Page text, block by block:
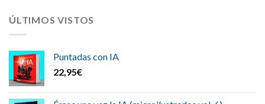
ÚLTIMOS VISTOS
Puntadas con IA
22,95€